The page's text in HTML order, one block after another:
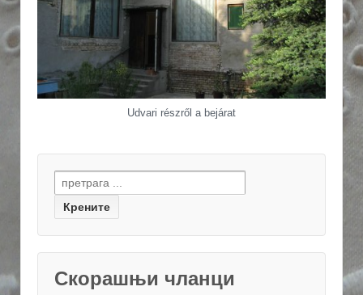
Udvari részről a bejárat
Search for:
Скорашњи чланци